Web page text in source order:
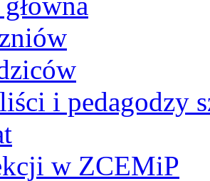
i pedagodzy
w ZCEMiP